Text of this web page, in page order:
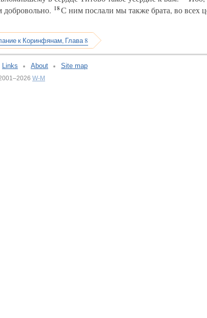
добровольно. 18С ним послали мы также брата, во всех
к Коринфянам, Глава 8
Links About Site map
W-M